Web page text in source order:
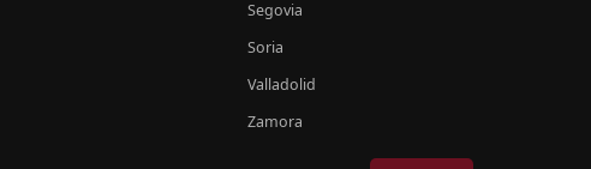
Segovia
Soria
Valladolid
Zamora